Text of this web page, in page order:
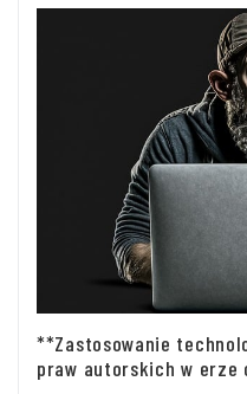
**Zastosowanie
praw autorskich w erze